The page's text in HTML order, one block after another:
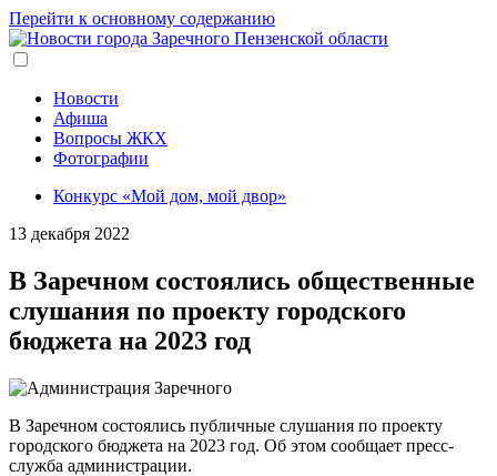
Перейти к основному содержанию
Новости
Афиша
Вопросы ЖКХ
Фотографии
Конкурс «Мой дом, мой двор»
13 декабря 2022
В Заречном состоялись общественные
слушания по проекту городского
бюджета на 2023 год
В Заречном состоялись публичные слушания по проекту
городского бюджета на 2023 год. Об этом сообщает пресс-
служба администрации.